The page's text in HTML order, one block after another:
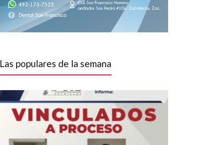
Las populares de la semana